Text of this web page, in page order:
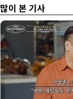
많이 본 기사